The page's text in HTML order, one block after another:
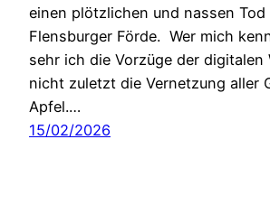
einen plötzlichen und nassen Tod
Flensburger Förde. Wer mich
sehr ich die Vorzüge der digitalen
nicht zuletzt die Vernetzung aller
Apfel.…
15/02/2026